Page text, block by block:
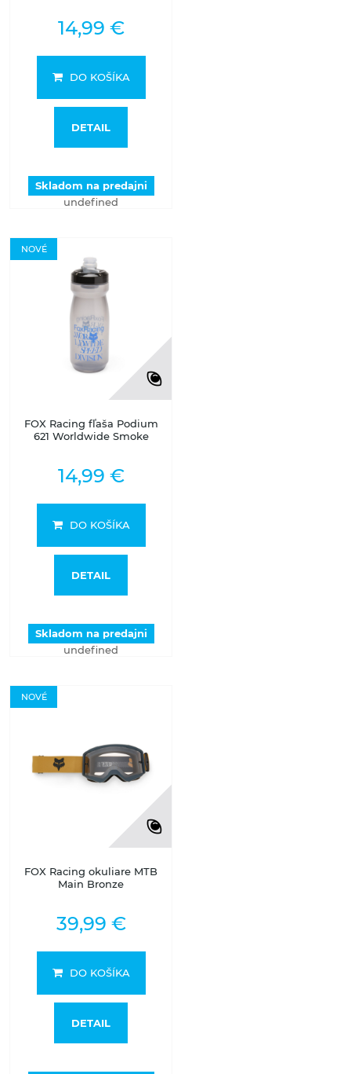
14,99 €
DO KOŠÍKA
DETAIL
Skladom na predajni
undefined
NOVÉ
FOX Racing fľaša Podium
621 Worldwide Smoke
14,99 €
DO KOŠÍKA
DETAIL
Skladom na predajni
undefined
NOVÉ
FOX Racing okuliare MTB
Main Bronze
39,99 €
DO KOŠÍKA
DETAIL